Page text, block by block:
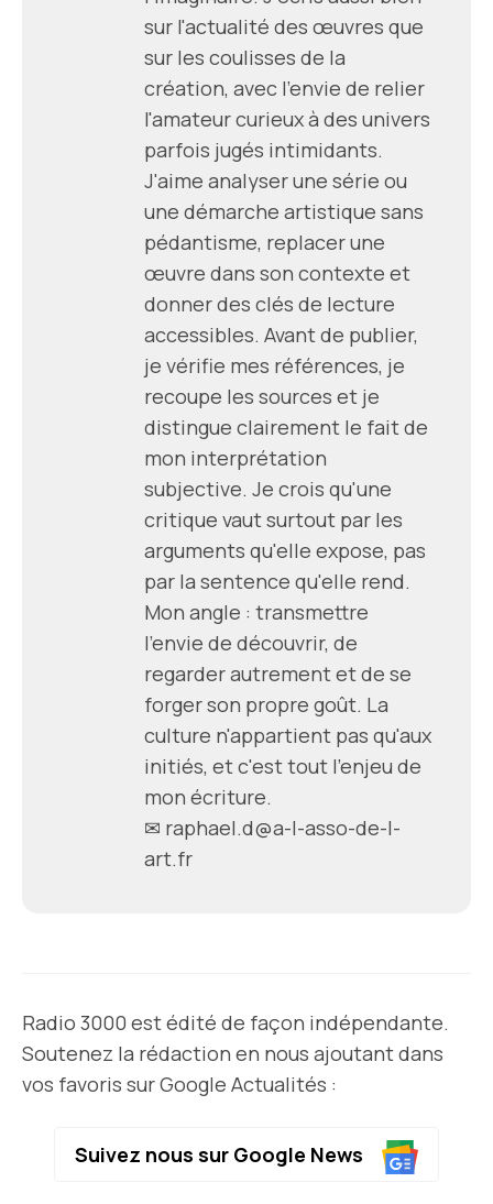
sur l'actualité des œuvres que
sur les coulisses de la
création, avec l'envie de relier
l'amateur curieux à des univers
parfois jugés intimidants.
J'aime analyser une série ou
une démarche artistique sans
pédantisme, replacer une
œuvre dans son contexte et
donner des clés de lecture
accessibles. Avant de publier,
je vérifie mes références, je
recoupe les sources et je
distingue clairement le fait de
mon interprétation
subjective. Je crois qu'une
critique vaut surtout par les
arguments qu'elle expose, pas
par la sentence qu'elle rend.
Mon angle : transmettre
l'envie de découvrir, de
regarder autrement et de se
forger son propre goût. La
culture n'appartient pas qu'aux
initiés, et c'est tout l'enjeu de
mon écriture.
✉ raphael.d@a-l-asso-de-l-
art.fr
Radio 3000 est édité de façon indépendante.
Soutenez la rédaction en nous ajoutant dans
vos favoris sur Google Actualités :
Suivez nous sur Google News